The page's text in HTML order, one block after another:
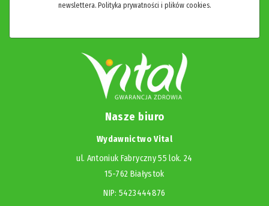
newslettera. Polityka prywatności i plików cookies.
Nasze biuro
Wydawnictwo Vital
ul. Antoniuk Fabryczny 55 lok. 24
15-762 Białystok
NIP: 5423444876